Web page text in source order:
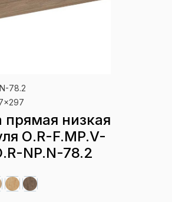
78.2
прямая низкая
О.R-F.MP.V-
NP.N-78.2